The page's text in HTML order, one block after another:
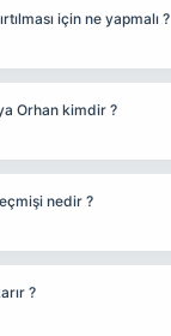
için ne yapmalı ?
Orhan kimdir ?
nedir ?
?